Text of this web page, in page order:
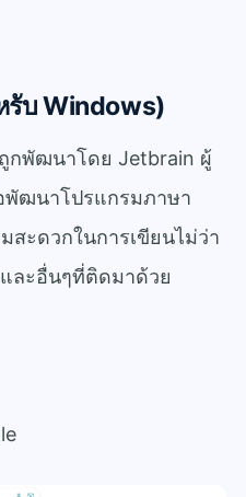
รับ Windows)
กพัฒนาโดย Jetbrain ผู้
พัฒนาโปรแกรมภาษา
สะดวกในการเขียนไม่ว่า
และอื่นๆที่ติดมาด้วย